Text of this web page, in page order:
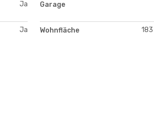
Ja Garage
Ja Wohnfläche 183